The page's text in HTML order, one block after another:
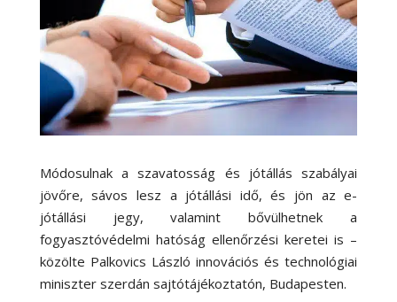
Módosulnak a szavatosság és jótállás szabályai
jövőre, sávos lesz a jótállási idő, és jön az e-
jótállási jegy, valamint bővülhetnek a
fogyasztóvédelmi hatóság ellenőrzési keretei is –
közölte Palkovics László innovációs és technológiai
miniszter szerdán sajtótájékoztatón, Budapesten.